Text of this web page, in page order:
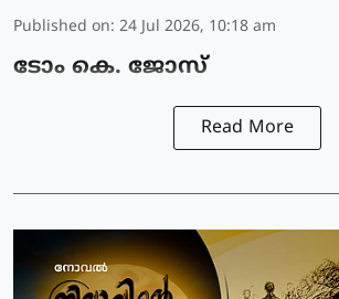
Published on: 24 Jul 2026, 10:18 am
ടോം കെ. ജോസ്
Read More